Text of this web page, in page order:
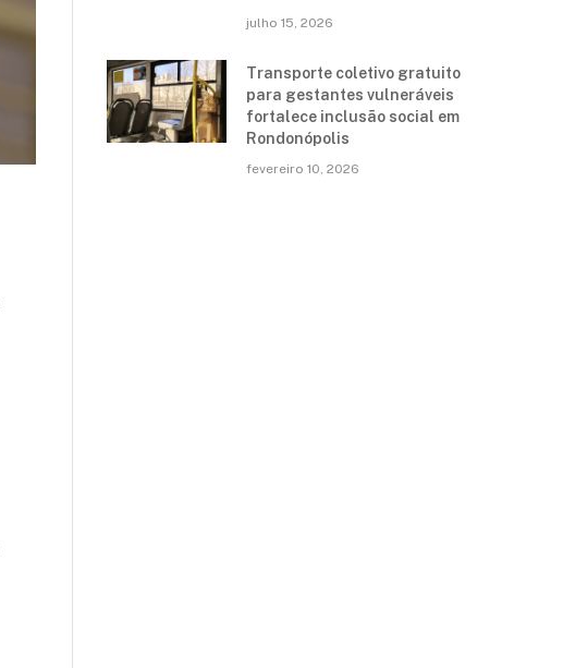
julho 15, 2026
Transporte coletivo gratuito
para gestantes vulneráveis
fortalece inclusão social em
Rondonópolis
fevereiro 10, 2026